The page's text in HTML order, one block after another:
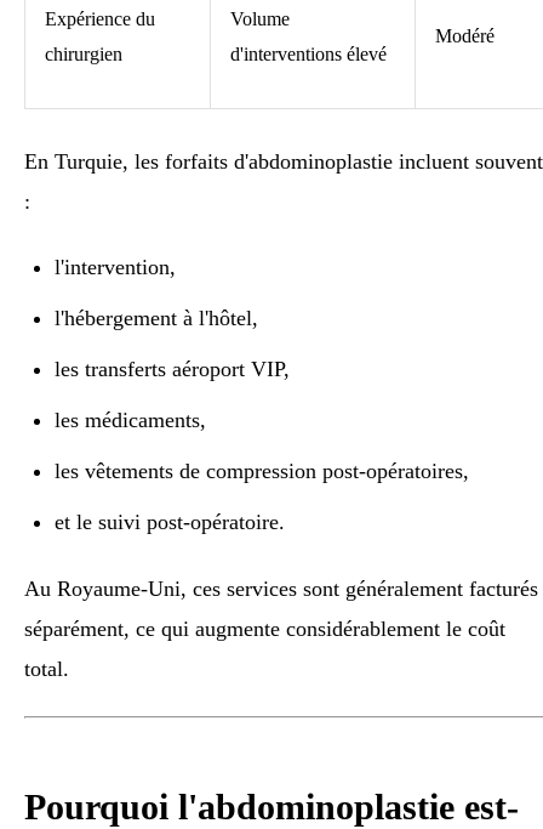
Expérience du
chirurgien
Volume
d'interventions élevé
Modéré
En Turquie, les forfaits d'abdominoplastie incluent souvent
:
l'intervention,
l'hébergement à l'hôtel,
les transferts aéroport VIP,
les médicaments,
les vêtements de compression post-opératoires,
et le suivi post-opératoire.
Au Royaume-Uni, ces services sont généralement facturés
séparément, ce qui augmente considérablement le coût
total.
Pourquoi l'abdominoplastie est-